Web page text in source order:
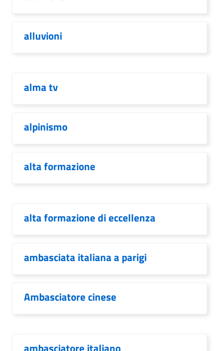
alluvioni
alma tv
alpinismo
alta formazione
alta formazione di eccellenza
ambasciata italiana a parigi
Ambasciatore cinese